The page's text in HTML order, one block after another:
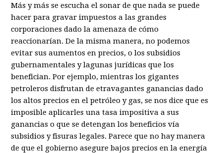
Más y más se escucha el sonar de que nada se puede
hacer para gravar impuestos a las grandes
corporaciones dado la amenaza de cómo
reaccionarían. De la misma manera, no podemos
evitar sus aumentos en precios, o los subsidios
gubernamentales y lagunas jurídicas que los
benefician. Por ejemplo, mientras los gigantes
petroleros disfrutan de etravagantes ganancias dado
los altos precios en el petróleo y gas, se nos dice que es
imposible aplicarles una tasa impositiva a sus
ganancias o que se detengan los beneficios vía
subsidios y fisuras legales. Parece que no hay manera
de que el gobierno asegure bajos precios en la energía